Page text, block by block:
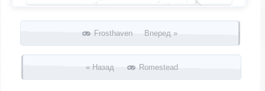
Запись навигация
Frosthaven Вперед »
« Назад Romestead